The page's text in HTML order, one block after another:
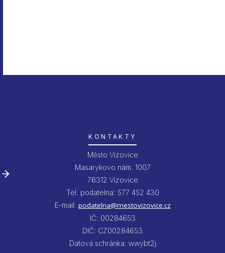
KONTAKTY
Město Vizovice
Masarykovo nám. 1007
76312 Vizovice
Tel. podatelna: 577 452 430
E-mail: podatelna@mestovizovice.cz
IČ: 00284653
DIČ: CZ00284653
Datová schránka: wwybt2j